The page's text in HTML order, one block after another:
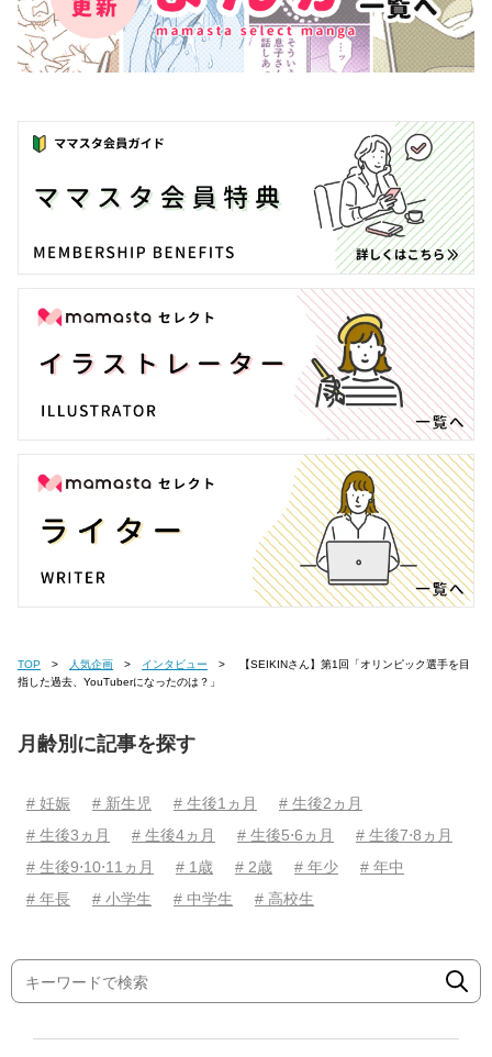
TOP 人気企画 インタビュー
指した過去、YouTuberになったのは？」
月齢別に記事を探す
# 妊娠 # 新生児 # 生後1ヵ月
# 生後2ヵ月
# 生後3ヵ月
# 生後4ヵ月 # 生後5⋅6ヵ月
# 生後7⋅8ヵ月
# 生後9⋅10⋅11ヵ月
# 1歳 # 2歳 # 年少
# 年中
# 年長
# 小学生 # 中学生 # 高校生